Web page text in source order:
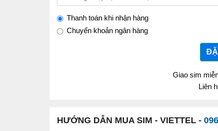
Thanh toán khi nhận hàng
Chuyển khoản ngân hàng
Giao sim
Liên
HƯỚNG DẪN MUA SIM - VIETTEL -